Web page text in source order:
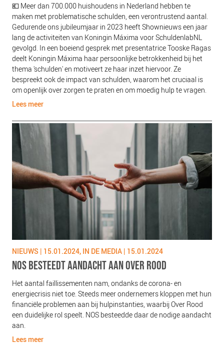
💶 Meer dan 700.000 huishoudens in Nederland hebben te
maken met problematische schulden, een verontrustend aantal.
Gedurende ons jubileumjaar in 2023 heeft Shownieuws een jaar
lang de activiteiten van Koningin Máxima voor SchuldenlabNL
gevolgd. In een boeiend gesprek met presentatrice Tooske Ragas
deelt Koningin Máxima haar persoonlijke betrokkenheid bij het
thema 'schulden' en motiveert ze haar inzet hiervoor. Ze
bespreekt ook de impact van schulden, waarom het cruciaal is
om openlijk over zorgen te praten en om moedig hulp te vragen.
Lees meer
NIEUWS | 15.01.2024, IN DE MEDIA | 15.01.2024
NOS BESTEEDT AANDACHT AAN OVER ROOD
Het aantal faillissementen nam, ondanks de corona- en
energiecrisis niet toe. Steeds meer ondernemers kloppen met hun
financiële problemen aan bij hulpinstanties, waarbij Over Rood
een duidelijke rol speelt. NOS besteedde daar de nodige aandacht
aan.
Lees meer